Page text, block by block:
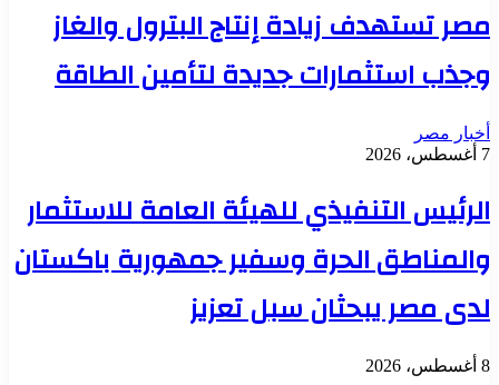
مصر تستهدف زيادة إنتاج البترول والغاز
وجذب استثمارات جديدة لتأمين الطاقة
أخبار مصر
7 أغسطس، 2026
الرئيس التنفيذي للهيئة العامة للاستثمار
والمناطق الحرة وسفير جمهورية باكستان
لدى مصر يبحثان سبل تعزيز
8 أغسطس، 2026